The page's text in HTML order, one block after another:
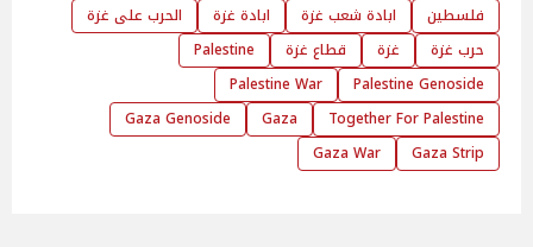
فلسطين
ابادة شعب غزة ابادة غزة
الحرب على غزة
حرب غزة
غزة قطاع غزة
Palestine
Palestine Genoside
Palestine War
Together For Palestine
Gaza
Gaza Genoside
Gaza Strip
Gaza War